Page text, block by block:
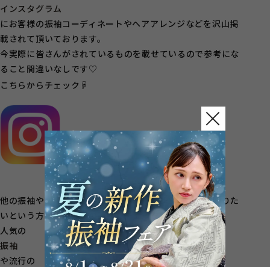
インスタグラム
にお客様の振袖コーディネートやヘアアレンジなどを沢山掲
載されて頂いております。
今実際に皆さんがされているものを載せているので参考にな
ること間違いなしです♡
こちらからチェック☟
他の振袖や成人式にピッタリのヘアアレンジをもっと知りた
いという方は、是非他の記事もチェックしてみて下さい。
人気の
振袖
や流行の